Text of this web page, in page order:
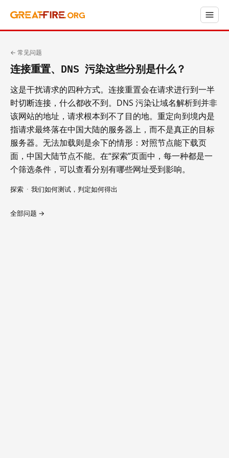
← 常见问题
连接重置、DNS 污染这些分别是什么？
这是干扰请求的四种方式。连接重置会在请求进行到一半
时切断连接，什么都收不到。DNS 污染让域名解析到并非
该网站的地址，请求根本到不了目的地。重定向到境内是
指请求最终落在中国大陆的服务器上，而不是真正的目标
服务器。无法加载则是余下的情形：对照节点能下载页
面，中国大陆节点不能。在“探索”页面中，每一种都是一
个筛选条件，可以查看分别有哪些网址受到影响。
探索 · 我们如何测试，判定如何得出
全部问题 →